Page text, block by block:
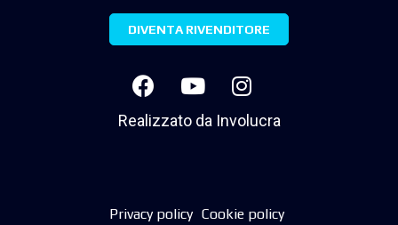
DIVENTA RIVENDITORE
Realizzato da Involucra
Privacy policy Cookie policy